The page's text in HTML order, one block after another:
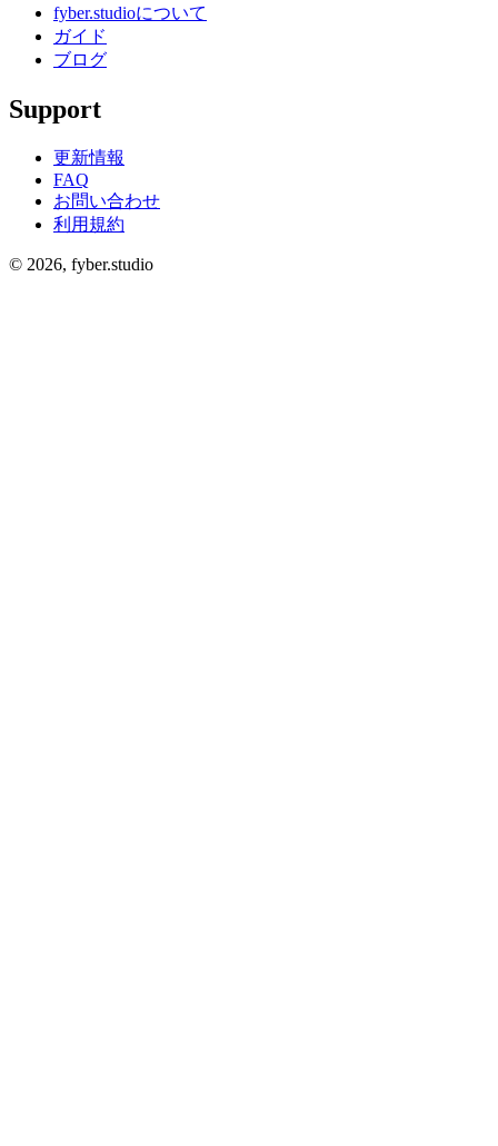
fyber.studioについて
ガイド
ブログ
Support
更新情報
FAQ
お問い合わせ
利用規約
© 2026, fyber.studio